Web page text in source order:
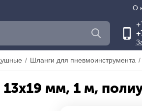
О
/ Шланги для пневмоинструмента /
мм, 1 м,